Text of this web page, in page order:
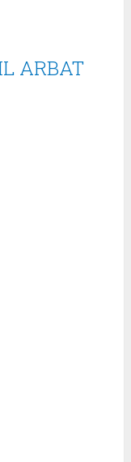
ARBAT